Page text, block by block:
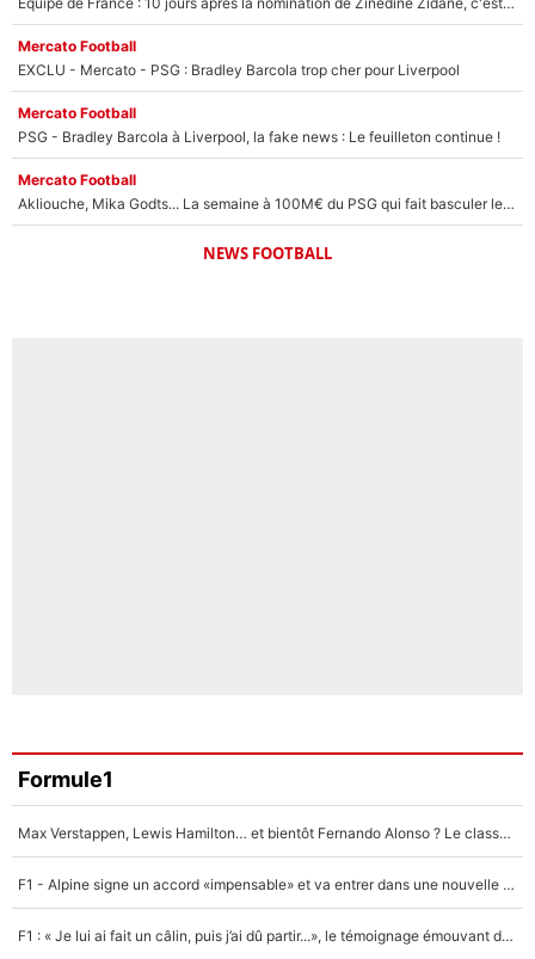
Mercato Football
EXCLU - Mercato - PSG : Bradley Barcola trop cher pour Liverpool
Mercato Football
PSG - Bradley Barcola à Liverpool, la fake news : Le feuilleton continue !
Mercato Football
Akliouche, Mika Godts... La semaine à 100M€ du PSG qui fait basculer le mercato du PSG !
NEWS FOOTBALL
Formule1
Max Verstappen, Lewis Hamilton… et bientôt Fernando Alonso ? Le classement des pilotes les mieux payés en Formule 1 risque de changer !
F1 - Alpine signe un accord «impensable» et va entrer dans une nouvelle dimension : Grande nouvelle pour Pierre Gasly !
F1 : « Je lui ai fait un câlin, puis j’ai dû partir...», le témoignage émouvant de Max Verstappen sur sa fille